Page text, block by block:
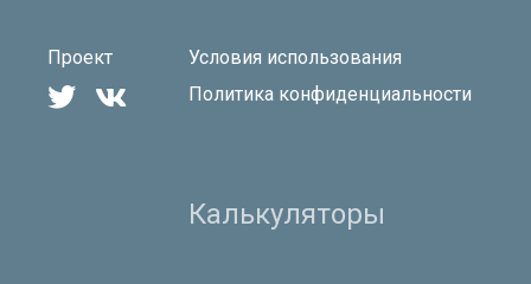
Проект
 
Условия использования
Политика конфиденциальности
Калькуляторы